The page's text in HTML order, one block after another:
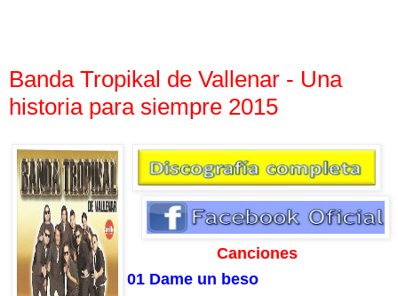
Banda Tropikal de Vallenar - Una
historia para siempre 2015
Canciones
01 Dame un beso